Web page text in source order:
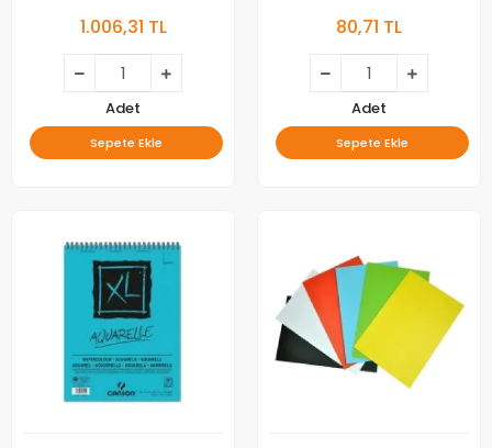
1.006,31 TL
Adet
Sepete Ekle
80,71 TL
Adet
Sepete Ekle